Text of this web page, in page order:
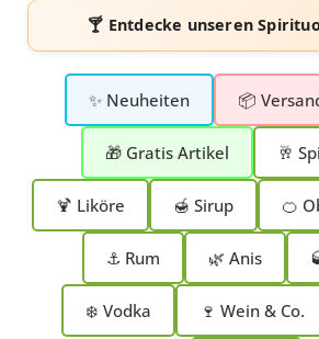
🍸 Entdecke unseren
✨ Neuheiten 📦
🎁 Gratis Artikel 🥂
🍹 Liköre 🍯 Sirup 🍊
⚓ Rum 🌿 Anis
❄️ Vodka 🍷 Wein & Co.